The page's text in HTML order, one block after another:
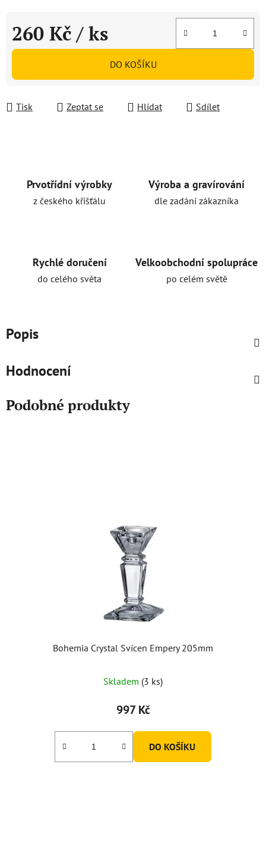
260 Kč / ks
Měrná cena:
DO KOŠÍKU
Tisk Zeptat se Hlídat Sdílet
Prvotřídní výrobky
z českého křišťálu
Výroba a gravírování
dle zadání zákazníka
Rychlé doručení
do celého světa
Velkoobchodní spolupráce
po celém světě
Popis
Hodnocení
Podobné produkty
Bohemia Crystal Svícen Empery 205mm
hodnocení
produktu
3,0
Skladem (3 ks)
997 Kč
DO KOŠÍKU